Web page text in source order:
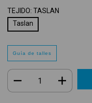
TEJIDO: TASLAN
Taslan
Guía de talles